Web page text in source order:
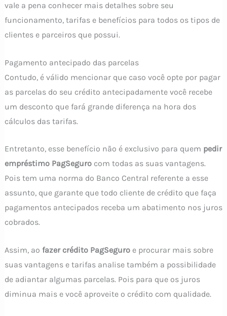
vale a pena conhecer mais detalhes sobre seu
funcionamento, tarifas e benefícios para todos os tipos de
clientes e parceiros que possui.
Pagamento antecipado das parcelas
Contudo, é válido mencionar que caso você opte por pagar
as parcelas do seu crédito antecipadamente você recebe
um desconto que fará grande diferença na hora dos
cálculos das tarifas.
Entretanto, esse benefício não é exclusivo para quem pedir
empréstimo PagSegurocom todas as suas vantagens.
Pois tem uma norma do Banco Central referente a esse
assunto, que garante que todo cliente de crédito que faça
pagamentos antecipados receba um abatimento nos juros
cobrados.
Assim, ao fazer crédito PagSeguroe procurar mais sobre
suas vantagens e tarifas analise também a possibilidade
de adiantar algumas parcelas. Pois para que os juros
diminua mais e você aproveite o crédito com qualidade.